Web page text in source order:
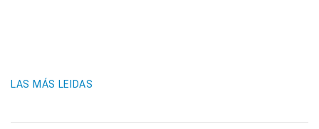
LAS MÁS LEIDAS